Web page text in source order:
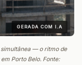
GERADA COM I.A
— o ritmo de
Porto Belo. Fonte: